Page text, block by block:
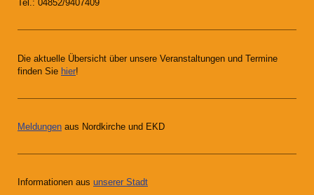
Tel.: 04852/9407409
Die aktuelle Übersicht über unsere Veranstaltungen und Termine
finden Sie hier!
Meldungen aus Nordkirche und EKD
Informationen aus unserer Stadt